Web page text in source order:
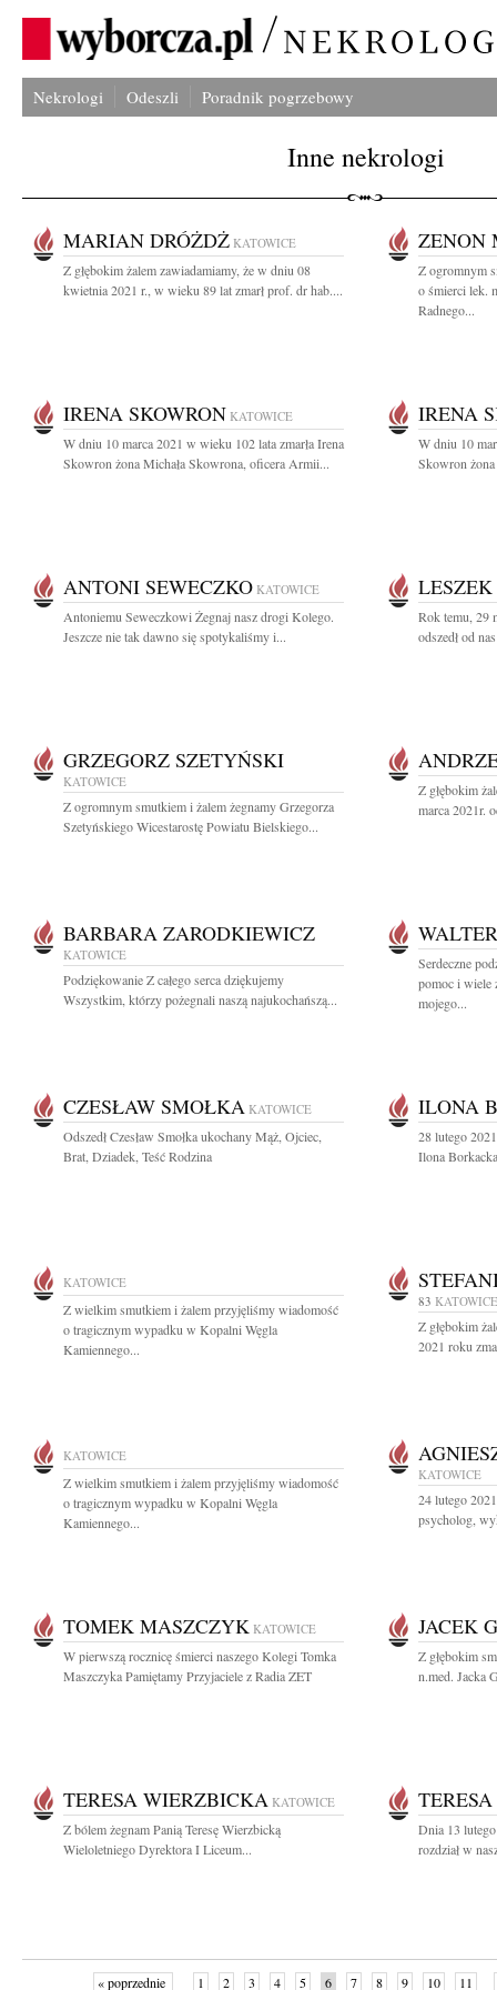
Nekrologi Odeszli Poradnik pogrzebowy
Inne nekrologi
MARIAN DRÓŻDŻ KATOWICE
Z głębokim żalem zawiadamiamy, że w dniu 08
kwietnia 2021 r., w wieku 89 lat zmarł prof. dr hab....
ZENON
Z ogromnym
o śmierci lek.
Radnego...
IRENA SKOWRON KATOWICE
W dniu 10 marca 2021 w wieku 102 lata zmarła Irena
Skowron żona Michała Skowrona, oficera Armii...
IRENA
W dniu 10
Skowron
ANTONI SEWECZKO KATOWICE
Antoniemu Seweczkowi Żegnaj nasz drogi Kolego.
Jeszcze nie tak dawno się spotykaliśmy i...
Rok temu, 29
odszedł od
GRZEGORZ SZETYŃSKI
KATOWICE
Z ogromnym smutkiem i żalem żegnamy Grzegorza
Szetyńskiego Wicestarostę Powiatu Bielskiego...
Z głębokim
marca 2021r.
BARBARA ZARODKIEWICZ
KATOWICE
Podziękowanie Z całego serca dziękujemy
Wszystkim, którzy pożegnali naszą najukochańszą...
Serdeczne
pomoc i wiele
mojego...
CZESŁAW SMOŁKA KATOWICE
Odszedł Czesław Smołka ukochany Mąż, Ojciec,
Brat, Dziadek, Teść Rodzina
ILONA
28 lutego
Ilona
KATOWICE
Z wielkim smutkiem i żalem przyjęliśmy wiadomość
o tragicznym wypadku w Kopalni Węgla
Kamiennego...
83 KATOWICE
Z głębokim
2021 roku
KATOWICE
Z wielkim smutkiem i żalem przyjęliśmy wiadomość
o tragicznym wypadku w Kopalni Węgla
Kamiennego...
KATOWICE
24 lutego
psycholog,
TOMEK MASZCZYK KATOWICE
W pierwszą rocznicę śmierci naszego Kolegi Tomka
Maszczyka Pamiętamy Przyjaciele z Radia ZET
JACEK
Z głębokim
n.med. Jacka
TERESA WIERZBICKA KATOWICE
Z bólem żegnam Panią Teresę Wierzbicką
Wieloletniego Dyrektora I Liceum...
Dnia 13
rozdział w
« poprzednie 1 2 3 4 5 6 7 8 9 10 11